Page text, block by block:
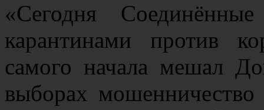
«Сегодня
карантинами против
самого начала мешал
выборах мошенничество